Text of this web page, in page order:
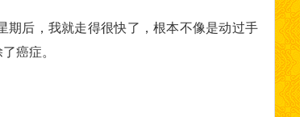
期后，我就走得很快了，根本不像是动过手
癌症。